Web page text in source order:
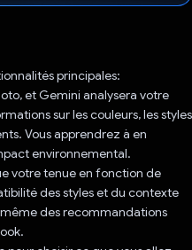
principales:
et Gemini analysera votre
sur les couleurs, les styles
Vous apprendrez à en
environnemental.
votre tenue en fonction de
des styles et du contexte
des recommandations